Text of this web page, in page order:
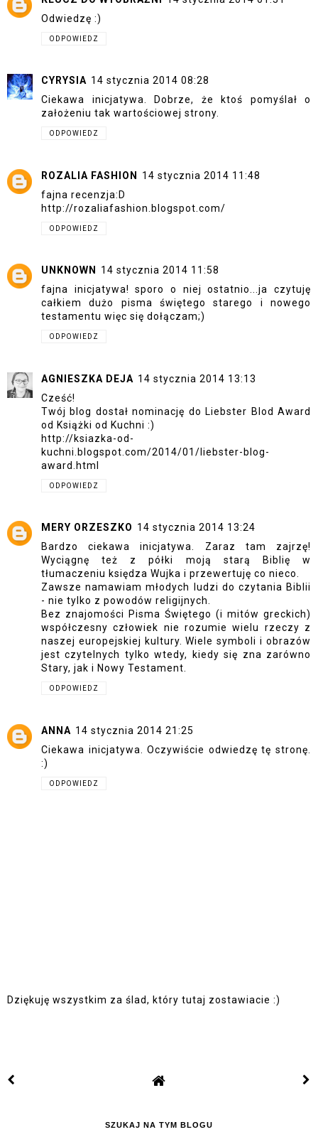
Odwiedzę :)
ODPOWIEDZ
CYRYSIA 14 stycznia 2014 08:28
Ciekawa inicjatywa. Dobrze, że ktoś pomyślał o
założeniu tak wartościowej strony.
ODPOWIEDZ
ROZALIA FASHION
14 stycznia 2014 11:48
fajna recenzja:D
http://rozaliafashion.blogspot.com/
ODPOWIEDZ
UNKNOWN
14 stycznia 2014 11:58
fajna inicjatywa! sporo o niej ostatnio...ja czytuję
całkiem dużo pisma świętego starego i nowego
testamentu więc się dołączam;)
ODPOWIEDZ
AGNIESZKA DEJA 14 stycznia 2014 13:13
Cześć!
Twój blog dostał nominację do Liebster Blod Award
od Książki od Kuchni :)
http://ksiazka-od-
kuchni.blogspot.com/2014/01/liebster-blog-
award.html
ODPOWIEDZ
MERY ORZESZKO 14 stycznia 2014 13:24
Bardzo ciekawa inicjatywa. Zaraz tam zajrzę!
Wyciągnę też z półki moją starą Biblię w
tłumaczeniu księdza Wujka i przewertuję co nieco.
Zawsze namawiam młodych ludzi do czytania Biblii
- nie tylko z powodów religijnych.
Bez znajomości Pisma Świętego (i mitów greckich)
współczesny człowiek nie rozumie wielu rzeczy z
naszej europejskiej kultury. Wiele symboli i obrazów
jest czytelnych tylko wtedy, kiedy się zna zarówno
Stary, jak i Nowy Testament.
ODPOWIEDZ
ANNA 14 stycznia 2014 21:25
Ciekawa inicjatywa. Oczywiście odwiedzę tę stronę.
:)
ODPOWIEDZ
Dziękuję wszystkim za ślad, który tutaj zostawiacie :)
SZUKAJ NA TYM BLOGU